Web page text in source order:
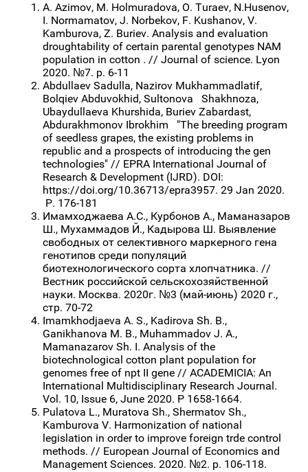
A. Azimov, M. Holmuradova, O. Turaev, N.Husenov,
I. Normamatov, J. Norbekov, F. Kushanov, V.
Kamburova, Z. Buriev. Analysis and evaluation
droughtability of certain parental genotypes NAM
population in cotton . // Journal of science. Lyon
2020. №7. р. 6-11
Abdullaev Sadulla, Nazirov Mukhammadlatif,
Bolqiev Abduvokhid, Sultonova Shakhnoza,
Ubaydullaeva Khurshida, Buriev Zabardast,
Abdurakhmonov Ibrokhim "The breeding program
of seedless grapes, the existing problems in
republic and a prospects of introducing the gen
technologies" // EPRA International Journal of
Research & Development (IJRD). DOI:
https://doi.org/10.36713/epra3957. 29 Jan 2020.
Р. 176-181
Имамходжаева А.С., Курбонов А., Маманазаров
Ш., Мухаммадов Й., Кадырова Ш. Выявление
свободных от селективного маркерного гена
генотипов среди популяций
биотехнологического сорта хлопчатника. //
Вестник российской сельскохозяйственной
науки. Москва. 2020г. №3 (май-июнь) 2020 г.,
стр. 70-72
Imamkhodjaeva A. S., Kadirova Sh. B.,
Ganikhanova M. B., Muhammadov J. A.,
Mamanazarov Sh. I. Analysis of the
biotechnological cotton plant population for
genomes free of npt II gene // ACADEMICIA: An
International Multidisciplinary Research Journal.
Vol. 10, Issue 6, June 2020. P 1658-1664.
Pulatova L., Muratova Sh., Shermatov Sh.,
Kamburova V. Harmonization of national
legislation in order to improve foreign trde control
methods. // European Journal of Economics and
Management Sciences. 2020. №2. р. 106-118.